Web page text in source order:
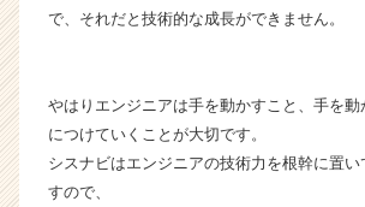
で、それだと技術的な成長ができません。
やはりエンジニアは手を動かすこと、手を
につけていくことが大切です。
シスナビはエンジニアの技術力を根幹に置
すので、